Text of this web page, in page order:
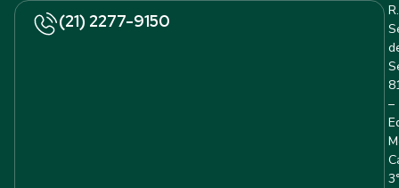
(21) 2277-9150
R.
–